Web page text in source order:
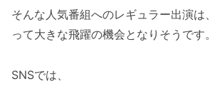
そんな人気番組へのレギュラー出演は、
って大きな飛躍の機会となりそうです。
SNSでは、